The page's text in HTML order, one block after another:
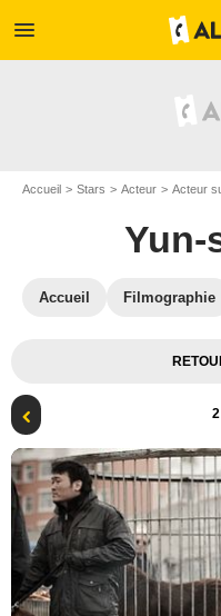
menu
Accueil Stars Acteur Acteur
Yun-
Accueil Filmographie
2